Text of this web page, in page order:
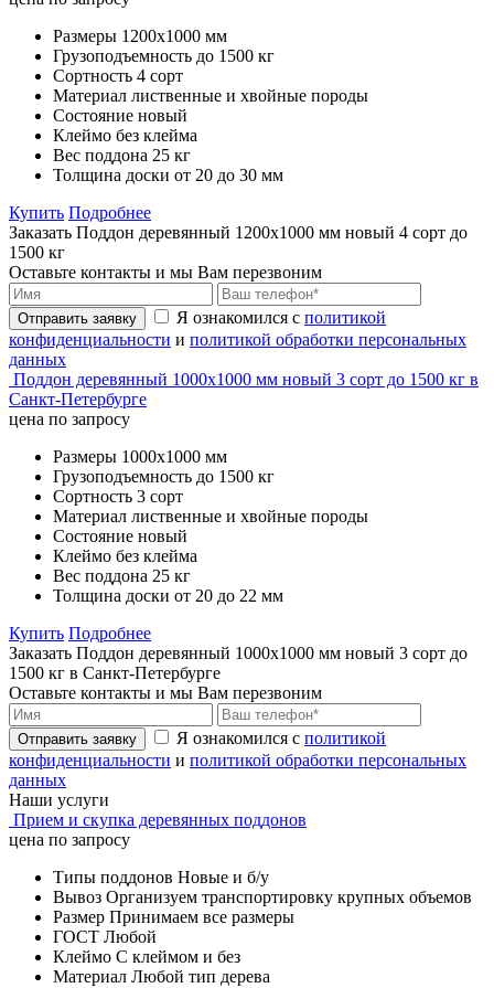
Размеры 1200х1000 мм
Грузоподъемность до 1500 кг
Сортность 4 сорт
Материал лиственные и хвойные породы
Состояние новый
Клеймо без клейма
Вес поддона 25 кг
Толщина доски от 20 до 30 мм
Купить Подробнее
Заказать Поддон деревянный 1200х1000 мм новый 4 сорт до
1500 кг
Оставьте контакты и мы Вам перезвоним
Отправить заявку Я ознакомился с политикой
конфиденциальности и политикой обработки персональных
данных
Поддон деревянный 1000х1000 мм новый 3 сорт до 1500 кг в
Санкт-Петербурге
цена по запросу
Размеры 1000х1000 мм
Грузоподъемность до 1500 кг
Сортность 3 сорт
Материал лиственные и хвойные породы
Состояние новый
Клеймо без клейма
Вес поддона 25 кг
Толщина доски от 20 до 22 мм
Купить Подробнее
Заказать Поддон деревянный 1000х1000 мм новый 3 сорт до
1500 кг в Санкт-Петербурге
Оставьте контакты и мы Вам перезвоним
Отправить заявку Я ознакомился с политикой
конфиденциальности и политикой обработки персональных
данных
Наши услуги
Прием и скупка деревянных поддонов
цена по запросу
Типы поддонов Новые и б/у
Вывоз Организуем транспортировку крупных объемов
Размер Принимаем все размеры
ГОСТ Любой
Клеймо С клеймом и без
Материал Любой тип дерева